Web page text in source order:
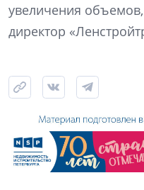
увеличения
директор